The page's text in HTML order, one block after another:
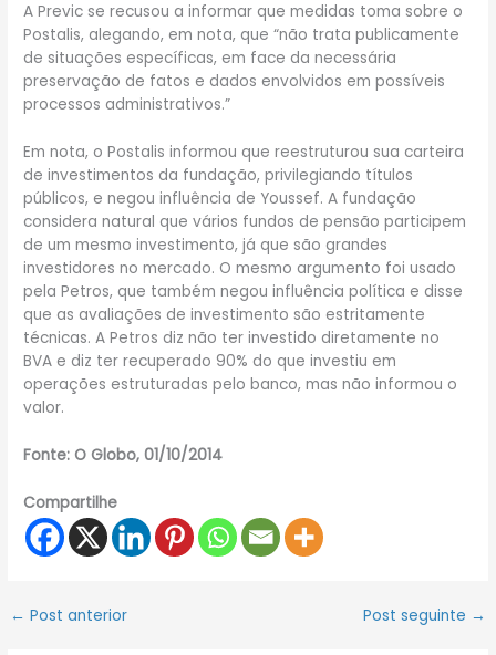
A Previc se recusou a informar que medidas toma sobre o
Postalis, alegando, em nota, que “não trata publicamente
de situações específicas, em face da necessária
preservação de fatos e dados envolvidos em possíveis
processos administrativos.”
Em nota, o Postalis informou que reestruturou sua carteira
de investimentos da fundação, privilegiando títulos
públicos, e negou influência de Youssef. A fundação
considera natural que vários fundos de pensão participem
de um mesmo investimento, já que são grandes
investidores no mercado. O mesmo argumento foi usado
pela Petros, que também negou influência política e disse
que as avaliações de investimento são estritamente
técnicas. A Petros diz não ter investido diretamente no
BVA e diz ter recuperado 90% do que investiu em
operações estruturadas pelo banco, mas não informou o
valor.
Fonte: O Globo, 01/10/2014
Compartilhe
← Post anterior Post seguinte →